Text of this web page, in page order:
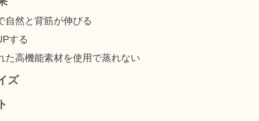
然と背筋が伸びる
する
高機能素材を使用で蒸れない
ズ